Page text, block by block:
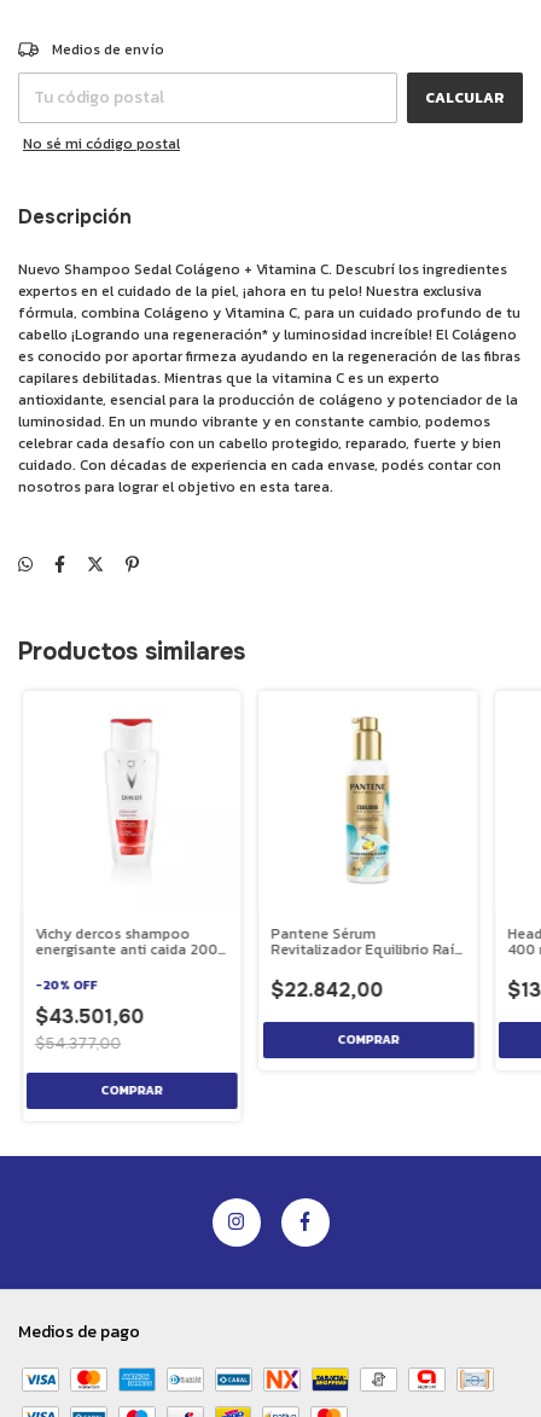
Entregas para el CP:
Medios de envío
CALCULAR
No sé mi código postal
Descripción
Nuevo Shampoo Sedal Colágeno + Vitamina C. Descubrí los ingredientes
expertos en el cuidado de la piel, ¡ahora en tu pelo! Nuestra exclusiva
fórmula, combina Colágeno y Vitamina C, para un cuidado profundo de tu
cabello ¡Logrando una regeneración* y luminosidad increíble! El Colágeno
es conocido por aportar firmeza ayudando en la regeneración de las fibras
capilares debilitadas. Mientras que la vitamina C es un experto
antioxidante, esencial para la producción de colágeno y potenciador de la
luminosidad. En un mundo vibrante y en constante cambio, podemos
celebrar cada desafío con un cabello protegido, reparado, fuerte y bien
cuidado. Con décadas de experiencia en cada envase, podés contar con
nosotros para lograr el objetivo en esta tarea.
Productos similares
Vichy dercos shampoo
energisante anti caida 200
-20% OFF
$43.501,60
$54.377,00
Pantene Sérum
Revitalizador Equilibrio Raíz
$22.842,00
400
Medios de pago